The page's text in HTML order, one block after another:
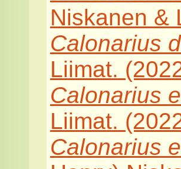
Niskanen &
Calonarius
Liimat.
Calonarius
Liimat.
Calonarius